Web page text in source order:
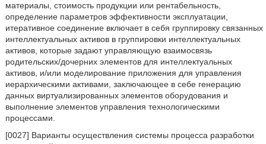
материалы, стоимость продукции или рентабельность,
определение параметров эффективности эксплуатации,
итеративное соединение включает в себя группировку связанных
интеллектуальных активов в группировки интеллектуальных
активов, которые задают управляющую взаимосвязь
родительских/дочерних элементов для интеллектуальных
активов, и/или моделирование приложения для управления
иерархическими активами, заключающее в себе генерацию
данных виртуализированных элементов оборудования и
выполнение элементов управления технологическими
процессами.
[0027] Варианты осуществления системы процесса разработки